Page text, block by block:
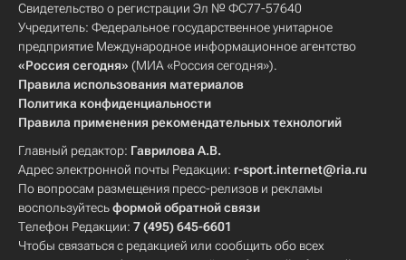
Свидетельство о регистрации Эл № ФС77-57640
Учредитель: Федеральное государственное унитарное
предприятие Международное информационное агентство
«Россия сегодня» (МИА «Россия сегодня»).
Правила использования материалов
Политика конфиденциальности
Правила применения рекомендательных технологий
Главный редактор: Гаврилова А.В.
Адрес электронной почты Редакции: r-sport.internet@ria.ru
По вопросам размещения пресс-релизов и рекламы
воспользуйтесьформой обратной связи
Телефон Редакции: 7 (495) 645-6601
Чтобы связаться с редакцией или сообщить обо всех